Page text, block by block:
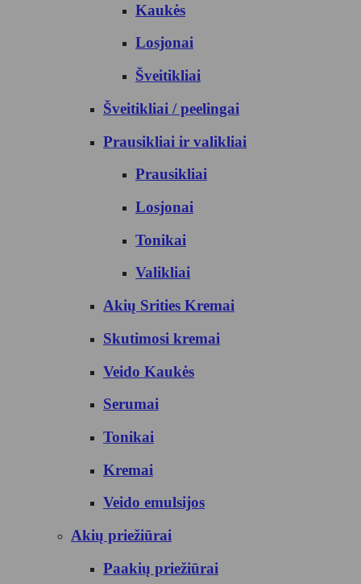
Kaukės
Losjonai
Šveitikliai
Šveitikliai / peelingai
Prausikliai ir valikliai
Prausikliai
Losjonai
Tonikai
Valikliai
Akių Srities Kremai
Skutimosi kremai
Veido Kaukės
Serumai
Tonikai
Kremai
Veido emulsijos
Akių priežiūrai
Paakių priežiūrai